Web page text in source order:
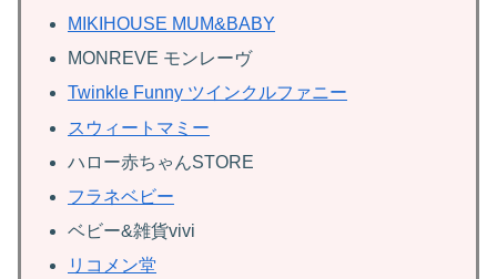
MIKIHOUSE MUM&BABY
MONREVE モンレーヴ
Twinkle Funny ツインクルファニー
スウィートマミー
ハロー赤ちゃんSTORE
フラネベビー
ベビー&雑貨vivi
リコメン堂